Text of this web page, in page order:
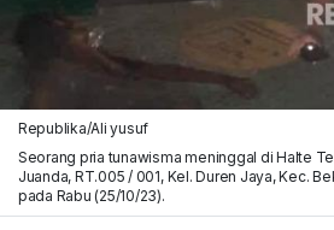
Republika/Ali yusuf
Seorang pria tunawisma meninggal di Halte
Juanda, RT.005 / 001, Kel. Duren Jaya, Kec.
pada Rabu (25/10/23).